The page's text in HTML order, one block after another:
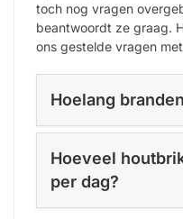
toch nog vragen
beantwoordt ze graag.
ons gestelde vragen
Hoelang
Hoeveel
per dag?